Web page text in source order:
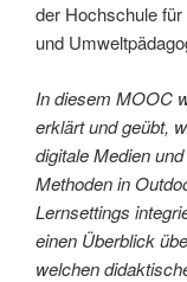
der Hochschule für
und
In diesem MOOC
erklärt und geübt,
digitale Medien und
Methoden in
Lernsettings
einen Überblick
welchen